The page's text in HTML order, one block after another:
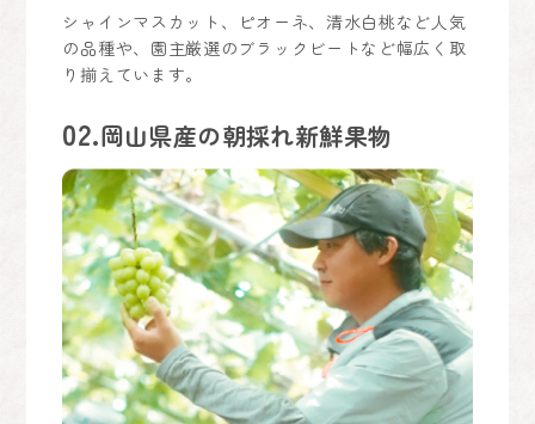
シャインマスカット、ピオーネ、清水白桃など人気
の品種や、園主厳選のブラックビートなど幅広く取
り揃えています。
02.岡山県産の朝採れ新鮮果物